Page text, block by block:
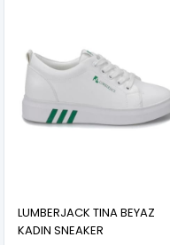
LUMBERJACK TINA BEYAZ
KADIN SNEAKER